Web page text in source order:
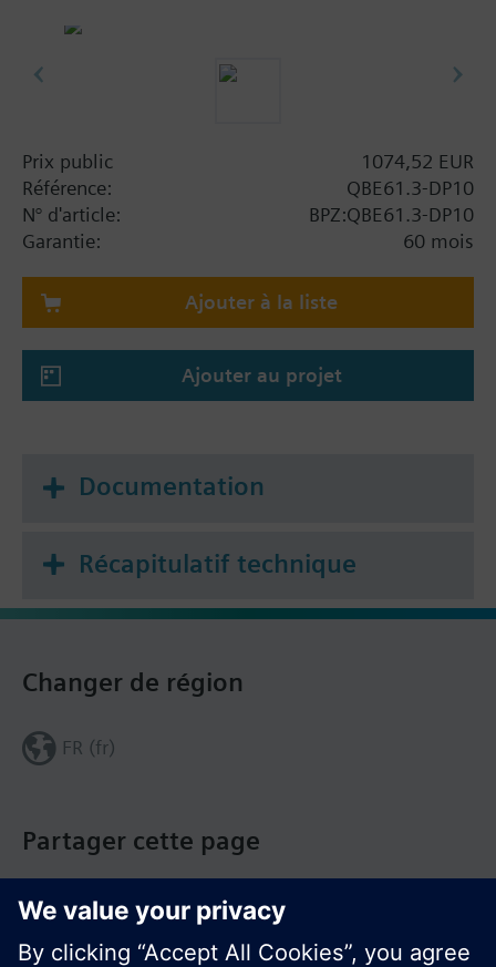
Remarque
Sondes IP54 pour liquides et gaz (différentiels
jusqu'à 10 bar)
Prix public
1074,52 EUR
Référence:
QBE61.3-DP10
N° d'article:
BPZ:QBE61.3-DP10
Garantie:
60 mois
Ajouter à la liste
Ajouter au projet
Documentation
Récapitulatif technique
Partager cette page
Changer de région
FR (fr)